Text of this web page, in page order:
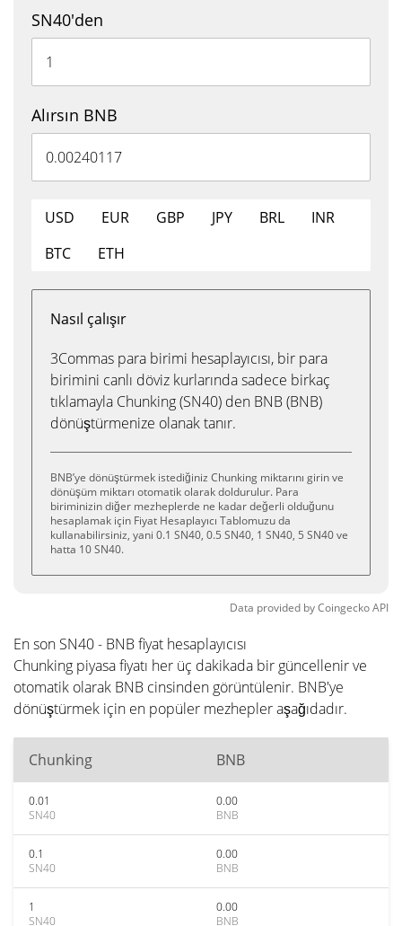
SN40'den
Alırsın BNB
USD EUR GBP JPY BRL
INR
BTC
ETH
Nasıl çalışır
3Commas para birimi hesaplayıcısı, bir para
birimini canlı döviz kurlarında sadece birkaç
tıklamayla Chunking (SN40) den BNB (BNB)
dönüştürmenize olanak tanır.
BNB’ye dönüştürmek istediğiniz Chunking miktarını girin ve
dönüşüm miktarı otomatik olarak doldurulur. Para
biriminizin diğer mezheplerde ne kadar değerli olduğunu
hesaplamak için Fiyat Hesaplayıcı Tablomuzu da
kullanabilirsiniz, yani 0.1 SN40, 0.5 SN40, 1 SN40, 5 SN40 ve
hatta 10 SN40.
Data provided byCoingeckoAPI
En son SN40 - BNB fiyat hesaplayıcısı
Chunking piyasa fiyatı her üç dakikada bir güncellenir ve
otomatik olarak BNB cinsinden görüntülenir. BNB'ye
dönüştürmek için en popüler mezhepler aşağıdadır.
Chunking BNB
0.01
SN40
0.00
BNB
0.1
SN40
0.00
BNB
1
SN40
0.00
BNB